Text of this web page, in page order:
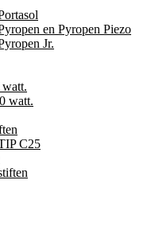
en Pyropen Piezo
Jr.
watt.
watt.
C25